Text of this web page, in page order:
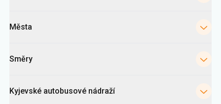
Města
Směry
Kyjevské autobusové nádraží